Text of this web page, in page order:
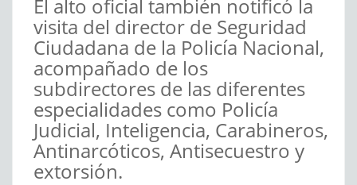
El alto oficial también notificó la
visita del director de Seguridad
Ciudadana de la Policía Nacional,
acompañado de los
subdirectores de las diferentes
especialidades como Policía
Judicial, Inteligencia, Carabineros,
Antinarcóticos, Antisecuestro y
extorsión.